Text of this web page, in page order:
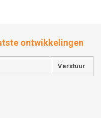
ontwikkelingen
Verstuur